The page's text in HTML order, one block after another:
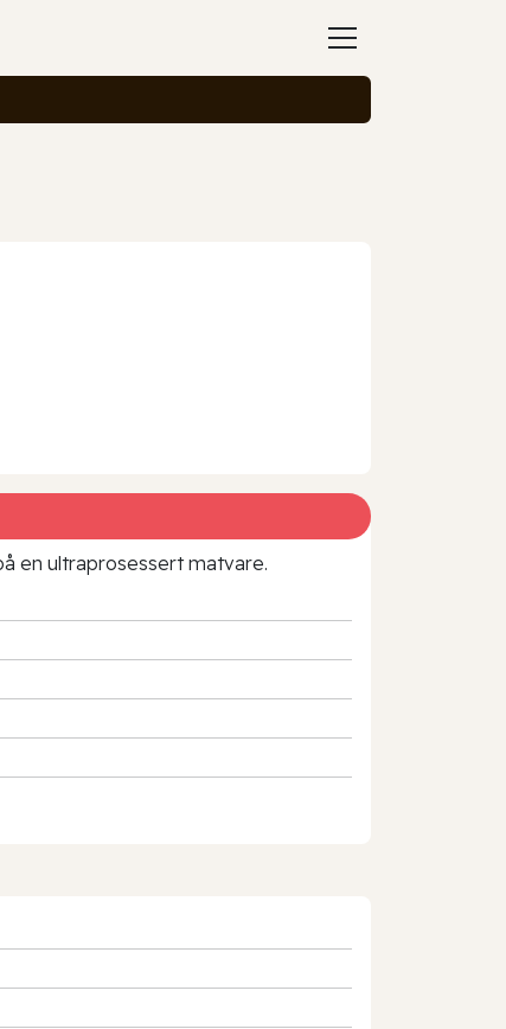
en ultraprosessert matvare.